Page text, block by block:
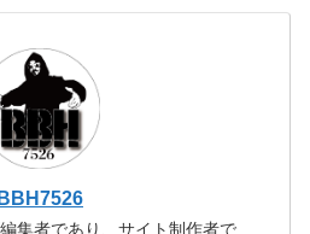
BBH7526
集者であり、サイト制作者で